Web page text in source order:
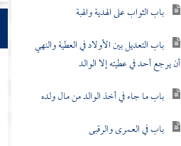
باب الثواب على الهدية والهبة
باب التعديل بين الأولاد في العطية والنهي
أن يرجع أحد في عطيته إلا الوالد
باب ما جاء في أخذ الوالد من مال ولده
باب في العمرى والرقبى